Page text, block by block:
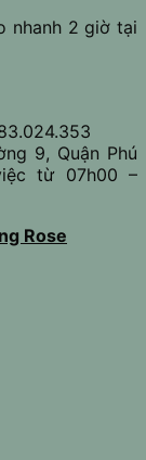
nhanh 2 giờ tại
9, Quận Phú
từ 07h00 –
Rose